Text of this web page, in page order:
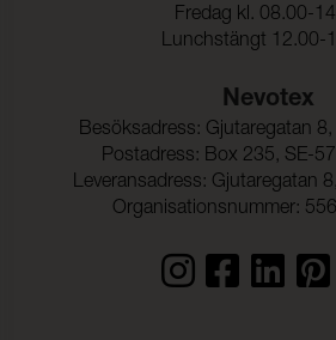
Fredag kl. 08.00-
Lunchstängt 12.00-
Nevotex
Besöksadress: Gjutaregatan
Postadress: Box 235, SE-
Leveransadress: Gjutaregatan
Organisationsnummer: